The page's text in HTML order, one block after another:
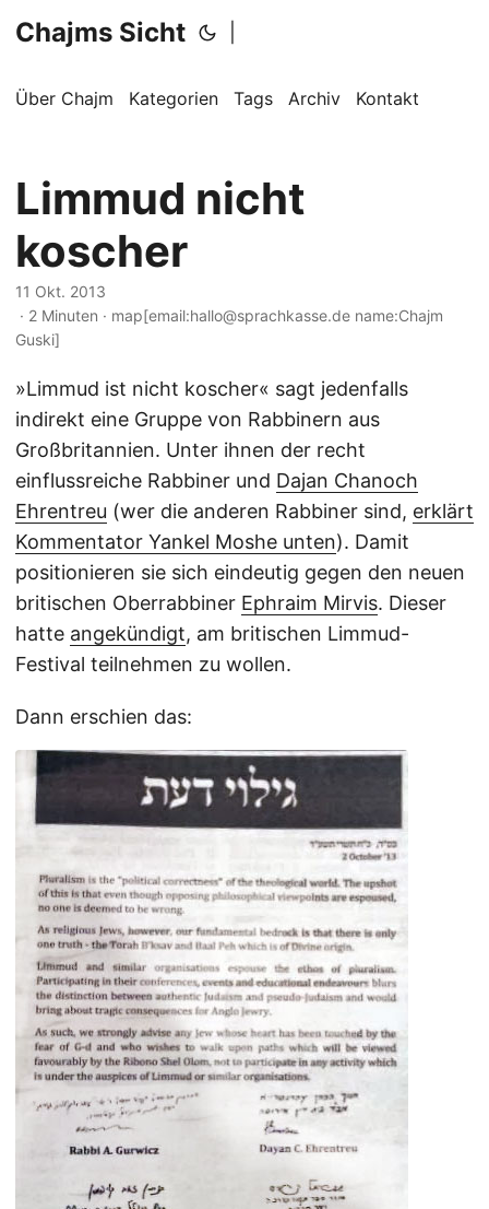
Chajms Sicht
Über Chajm Kategorien Tags Archiv Kontakt
Limmud nicht
koscher
11 Okt. 2013
· 2 Minuten · map[email:hallo@sprachkasse.de name:Chajm
Guski]
»Limmud ist nicht koscher« sagt jedenfalls
indirekt eine Gruppe von Rabbinern aus
Großbritannien. Unter ihnen der recht
einflussreiche Rabbiner und Dajan Chanoch
Ehrentreu (wer die anderen Rabbiner sind, erklärt
Kommentator Yankel Moshe unten). Damit
positionieren sie sich eindeutig gegen den neuen
britischen Oberrabbiner Ephraim Mirvis. Dieser
hatte angekündigt, am britischen Limmud-
Festival teilnehmen zu wollen.
Dann erschien das: